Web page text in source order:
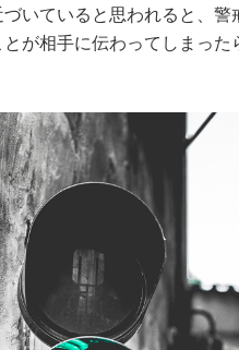
いていると思われると、
が相手に伝わってしまった